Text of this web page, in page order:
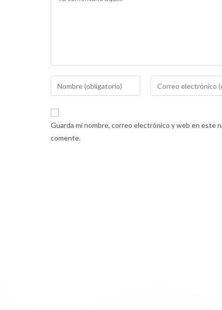
Guarda mi nombre, correo electrónico y web en este
comente.